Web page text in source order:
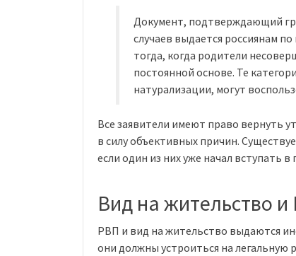
Документ, подтверждающий
случаев выдается россиянам
тогда, когда родители
постоянной основе. Те
натурализации, могут
Все заявители имеют право вернуть
в силу объективных причин.
если один из них уже начал вступать
Вид на жительство
РВП и вид на жительство выдаются
они должны устроиться на легальную